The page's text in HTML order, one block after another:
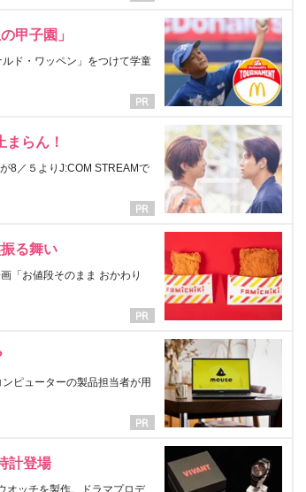
甲子園」
ド・ワッペン」をつけて学童
らん！
8／５よりJ:COM STREAMで
る舞い
「お値段そのまま おかわり
ピューターの製品担当者が用
計登場
オッチを製作。ドラマプロデ